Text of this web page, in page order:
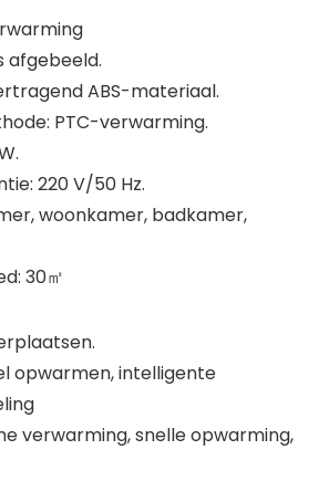
afgebeeld.
ABS-materiaal.
PTC-verwarming.
220 V/50 Hz.
woonkamer, badkamer,
30㎡
opwarmen, intelligente
verwarming, snelle opwarming,